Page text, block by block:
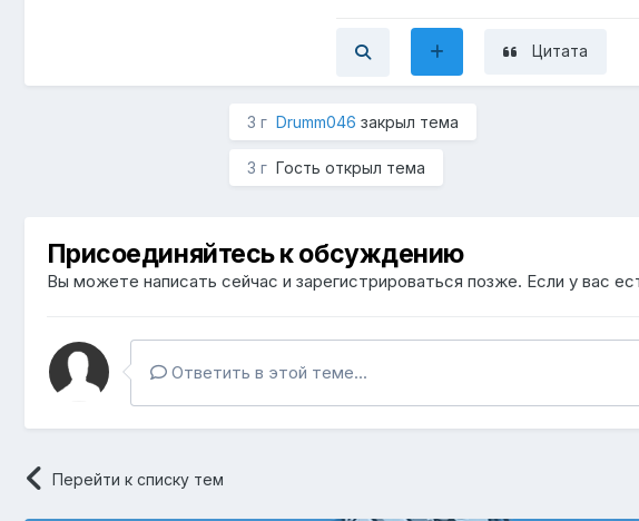
Цитата
3 г Drumm046 закрыл тема
3 г Гость открыл тема
Присоединяйтесь к обсуждению
Вы можете написать сейчас и зарегистрироваться позже. Если у вас
Ответить в этой теме...
Перейти к списку тем